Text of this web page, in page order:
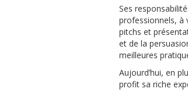
Ses
professionnels, à
pitchs et
et de la
meilleures
Aujourd’hui, en
profit sa riche